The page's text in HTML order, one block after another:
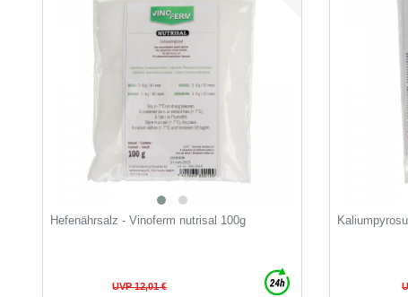
Hefenährsalz - Vinoferm nutrisal 100g
UVP 12,01 €